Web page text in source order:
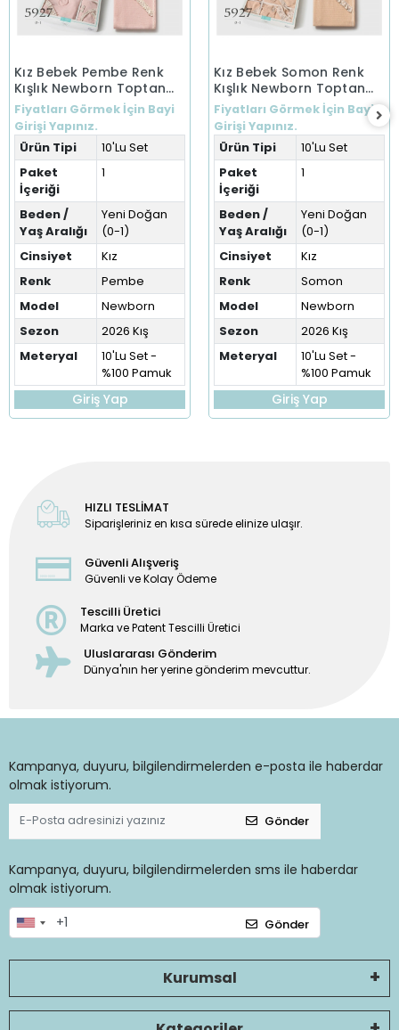
Kız Bebek Pembe Renk
Kışlık Newborn Toptan
Bebek 10'Lu Set Yeni
Doğan
Fiyatları Görmek İçin Bayi
Girişi Yapınız.
Ürün Tipi
10'Lu Set
Paket
İçeriği
1
Beden /
Yaş Aralığı
Yeni Doğan
(0-1)
Cinsiyet
Kız
Renk
Pembe
Model
Newborn
Sezon
2026 Kış
Meteryal
10'Lu Set -
%100 Pamuk
Giriş Yap
Kız Bebek Somon Renk
Kışlık Newborn Toptan
Bebek 10'Lu Set Yeni
Doğan
Fiyatları Görmek İçin Bayi
Girişi Yapınız.
Ürün Tipi
10'Lu Set
Paket
İçeriği
1
Beden /
Yaş Aralığı
Yeni Doğan
(0-1)
Cinsiyet
Kız
Renk
Somon
Model
Newborn
Sezon
2026 Kış
Meteryal
10'Lu Set -
%100 Pamuk
Giriş Yap
HIZLI TESLİMAT
Siparişleriniz en kısa sürede elinize ulaşır.
Güvenli Alışveriş
Güvenli ve Kolay Ödeme
Tescilli Üretici
Marka ve Patent Tescilli Üretici
Uluslararası Gönderim
Dünya'nın her yerine gönderim mevcuttur.
Kampanya, duyuru, bilgilendirmelerden e-posta ile haberdar
olmak istiyorum.
Gönder
Kampanya, duyuru, bilgilendirmelerden sms ile haberdar
olmak istiyorum.
Gönder
Kurumsal